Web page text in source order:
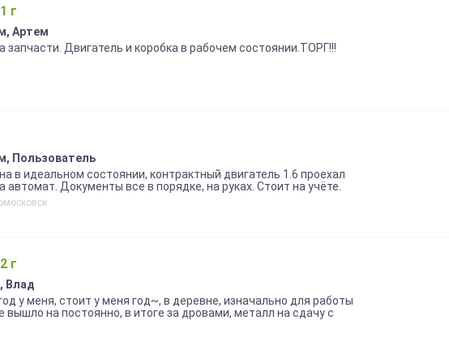
это самый подходящий вариант. Возможен торг.
г
Артем
запчасти. Двигатель и коробка в рабочем состоянии.ТОРГ!!!
Пользователь
в идеальном состоянии, контрактный двигатель 1.6 проехал
автомат. Документы все в порядке, на руках. Стоит на учёте.
г
Влад
у меня, стоит у меня год~, в деревне, изначально для работы
вышло на постоянно, в итоге за дровами, металл на сдачу с
по мелочи, по газельке: 406 карбюратор 151, настроенный,
давал, жиклёр поставил малый, расход меньше стал, головка